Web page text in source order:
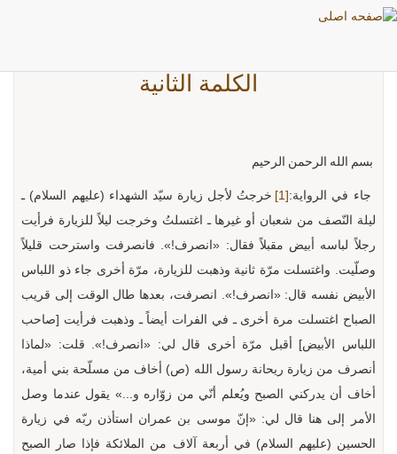
الكلمة الثانية
بسم الله الرحمن الرحيم
جاء في الرواية:[1]
خرجتُ لأجل زيارة سيّد الشهداء (عليهم السلام) ـ
ليلة النّصف من شعبان أو غيرها ـ اغتسلتُ وخرجت ليلاً للزيارة فرأيت
رجلاً لباسه أبيض مقبلاً فقال: «انصرف!». فانصرفت واسترحت قليلاً
وصلّيت. واغتسلت مرّة ثانية وذهبت للزيارة، مرّة أخرى جاء ذو اللباس
الأبيض نفسه قال: «انصرف!». انصرفت، بعدها طال الوقت إلى قريب
الصباح اغتسلت مرة أخرى ـ في الفرات أيضاً ـ وذهبت فرأيت [صاحب
اللباس الأبيض] أقبل مرّة أخرى قال لي: «انصرف!». قلت: «لماذا
أنصرف من زيارة ريحانة رسول الله (ص) أخاف من مسلّحة بني أمية،
أخاف أن يدركني الصبح ويُعلم أنّي من زوّاره و...» يقول عندما وصل
الأمر إلى هنا قال لي: «إنّ موسى بن عمران استأذن ربّه في زيارة
الحسين (عليهم السلام) في أربعة آلاف من الملائكة فإذا صار الصبح